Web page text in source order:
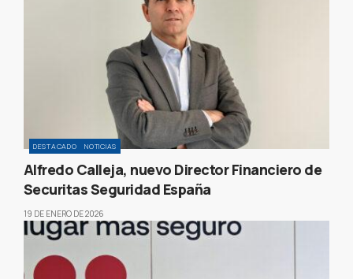
DESTACADO NOTICIAS
Alfredo Calleja, nuevo Director Financiero de
Securitas Seguridad España
19 DE ENERO DE 2026